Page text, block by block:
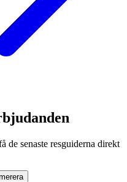
de senaste resguiderna direkt